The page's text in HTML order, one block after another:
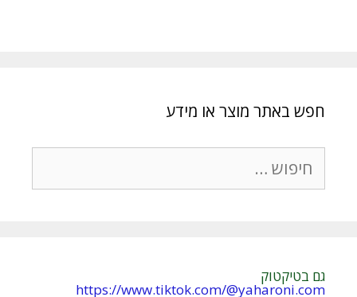
חפש באתר מוצר או מידע
חיפוש:
גם בטיקטוק
https://www.tiktok.com/@yaharoni.com